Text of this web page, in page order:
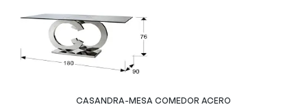
CASANDRA-MESA COMEDOR ACERO